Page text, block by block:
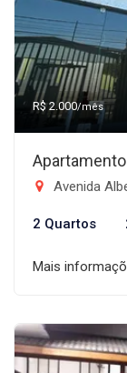
R$ 2.000/mês
Avenida
2 Quartos
Mais